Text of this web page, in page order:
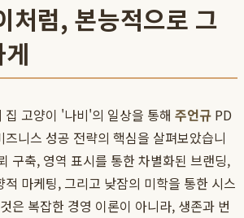
처럼, 본능적으로 그
집 고양이 '나비'의 일상을 통해 주언규 PD
니스 성공 전략의 핵심을 살펴보았습니
구축, 영역 표시를 통한 차별화된 브랜딩,
마케팅, 그리고 낮잠의 미학을 통한 시스
은 복잡한 경영 이론이 아니라, 생존과 번